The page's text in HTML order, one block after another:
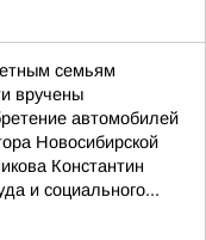
семьям
вручены
автомобилей
Новосибирской
Константин
и социального...